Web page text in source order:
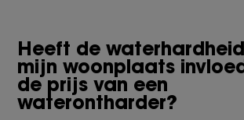
Heeft de
mijn woonplaats
de prijs van een
waterontharder?